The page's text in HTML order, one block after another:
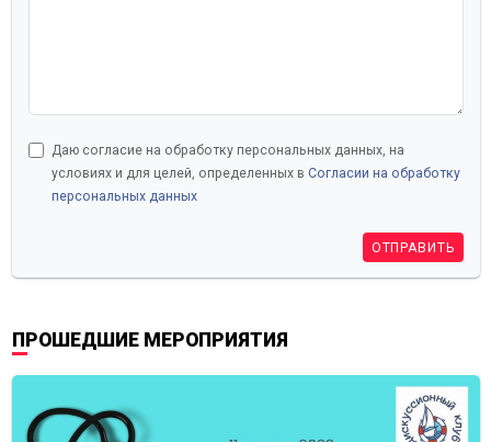
Даю согласие на обработку персональных данных, на
условиях и для целей, определенных в Согласии на обработку
персональных данных
ОТПРАВИТЬ
ПРОШЕДШИЕ МЕРОПРИЯТИЯ